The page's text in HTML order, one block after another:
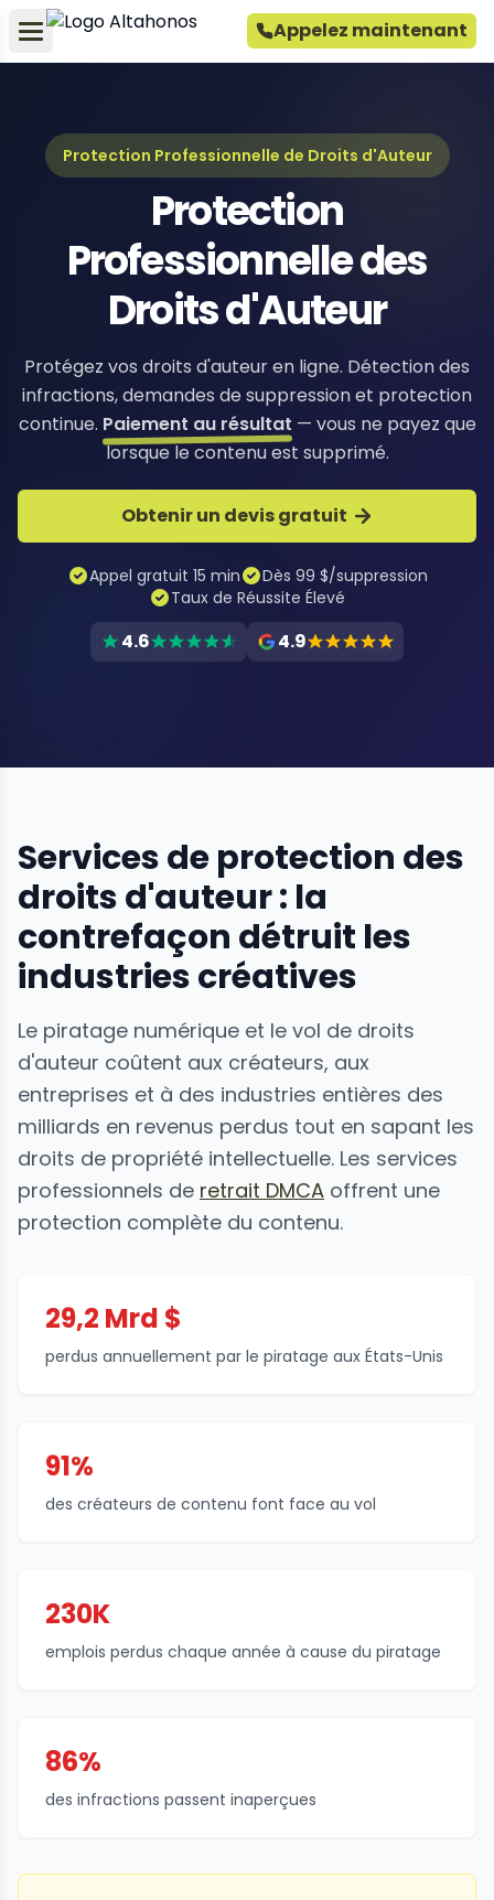
Appelez maintenant
Protection Professionnelle de Droits d'Auteur
Protection
Professionnelle des
Droits d'Auteur
Protégez vos droits d'auteur en ligne. Détection des
infractions, demandes de suppression et protection
continue. Paiement au résultat — vous ne payez que
lorsque le contenu est supprimé.
Obtenir un devis gratuit
Appel gratuit 15 min
Dès 99 $/suppression
Taux de Réussite Élevé
4.6 4.9
Services de protection des
droits d'auteur : la
contrefaçon détruit les
industries créatives
Le piratage numérique et le vol de droits
d'auteur coûtent aux créateurs, aux
entreprises et à des industries entières des
milliards en revenus perdus tout en sapant les
droits de propriété intellectuelle. Les services
professionnels de retrait DMCA offrent une
protection complète du contenu.
29,2 Mrd $
perdus annuellement par le piratage aux États-Unis
91%
des créateurs de contenu font face au vol
230K
emplois perdus chaque année à cause du piratage
86%
des infractions passent inaperçues